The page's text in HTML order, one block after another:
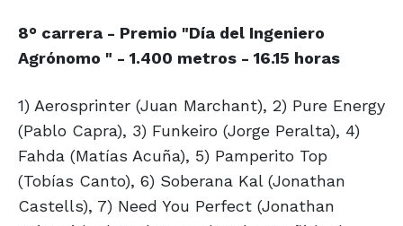
8° carrera - Premio "Día del Ingeniero
Agrónomo " - 1.400 metros - 16.15 horas
1) Aerosprinter (Juan Marchant), 2) Pure Energy
(Pablo Capra), 3) Funkeiro (Jorge Peralta), 4)
Fahda (Matías Acuña), 5) Pamperito Top
(Tobías Canto), 6) Soberana Kal (Jonathan
Castells), 7) Need You Perfect (Jonathan